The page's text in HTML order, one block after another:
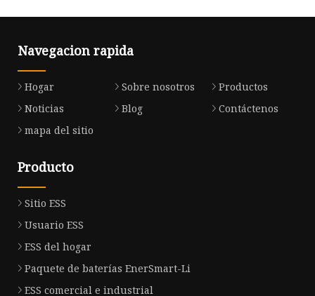
Navegacion rapida
Hogar Sobre nosotros
Productos
Noticias
Blog
Contáctenos
mapa del sitio
Producto
Sitio ESS
Usuario ESS
ESS del hogar
Paquete de baterías EnerSmart-Li
ESS comercial e industrial